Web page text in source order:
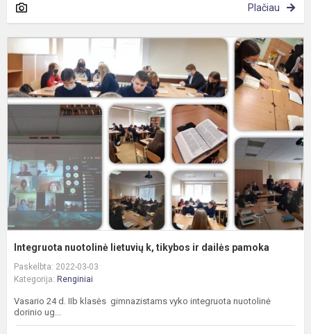
Plačiau
Integruota nuotolinė lietuvių k, tikybos ir dailės pamoka
Paskelbta: 2022-03-03
Kategorija: Renginiai
Vasario 24 d. IIb klasės gimnazistams vyko integruota nuotolinė
dorinio ug...